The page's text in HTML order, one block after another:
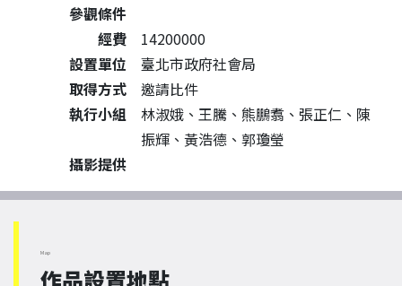
參觀條件
經費
14200000
設置單位
臺北市政府社會局
取得方式
邀請比件
執行小組
林淑娥、王騰、熊鵬翥、張正仁、陳
振輝、黃浩德、郭瓊瑩
攝影提供
Map
作品設置地點